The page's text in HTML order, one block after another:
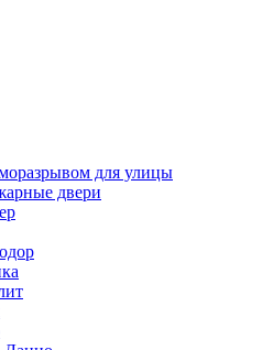
для улицы
двери